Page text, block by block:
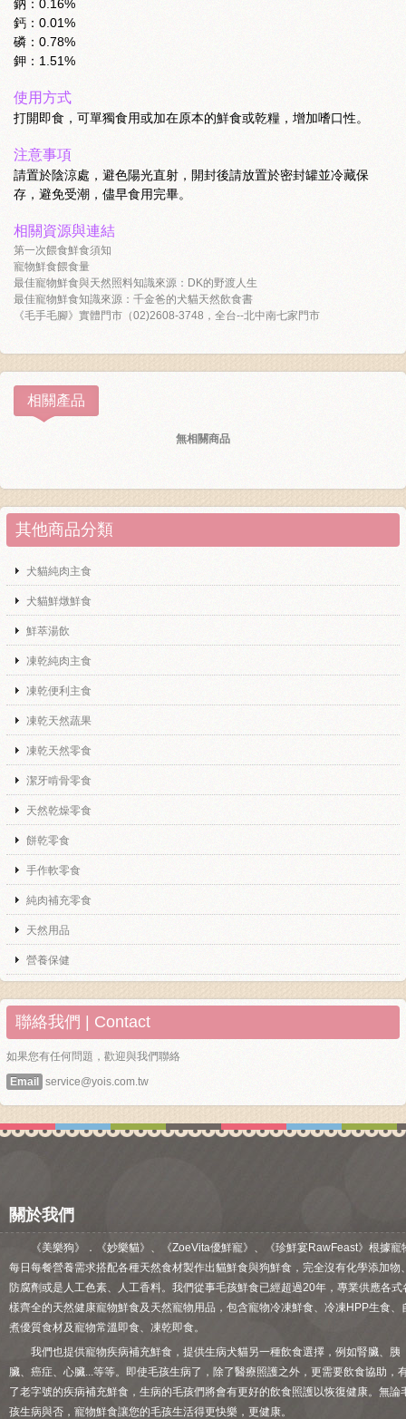
鈉：0.16%
鈣：0.01%
磷：0.78%
鉀：1.51%
使用方式
打開即食，可單獨食用或加在原本的鮮食或乾糧，增加嗜口性。
注意事項
請置於陰涼處，避色陽光直射，開封後請放置於密封罐並冷藏保
存，避免受潮，儘早食用完畢。
相關資源與連結
第一次餵食鮮食須知
寵物鮮食餵食量
最佳寵物鮮食與天然照料知識來源：DK的野渡人生
最佳寵物鮮食知識來源：千金爸的犬貓天然飲食書
《毛手毛腳》實體門市（02)2608-3748，全台--北中南七家門市
相關產品
無相關商品
其他商品分類
犬貓純肉主食
犬貓鮮燉鮮食
鮮萃湯飲
凍乾純肉主食
凍乾便利主食
凍乾天然蔬果
凍乾天然零食
潔牙啃骨零食
天然乾燥零食
餅乾零食
手作軟零食
純肉補充零食
天然用品
營養保健
聯絡我們 | Contact
如果您有任何問題，歡迎與我們聯絡
Email
service@yois.com.tw
關於我們
《美樂狗》．《妙樂貓》、《ZoeVita優鮮寵》、《珍鮮宴RawFeast》根據寵
每日每餐營養需求搭配各種天然食材製作出貓鮮食與狗鮮食，完全沒有化學添加物
防腐劑或是人工色素、人工香料。我們從事毛孩鮮食已經超過20年，專業供應各式
樣齊全的天然健康寵物鮮食及天然寵物用品，包含寵物冷凍鮮食、冷凍HPP生食、
煮優質食材及寵物常溫即食、凍乾即食。
我們也提供寵物疾病補充鮮食，提供生病犬貓另一種飲食選擇，例如腎臟、胰
臟、癌症、心臟...等等。即使毛孩生病了，除了醫療照護之外，更需要飲食協助，
了老字號的疾病補充鮮食，生病的毛孩們將會有更好的飲食照護以恢復健康。無論
孩生病與否，寵物鮮食讓您的毛孩生活得更快樂，更健康。